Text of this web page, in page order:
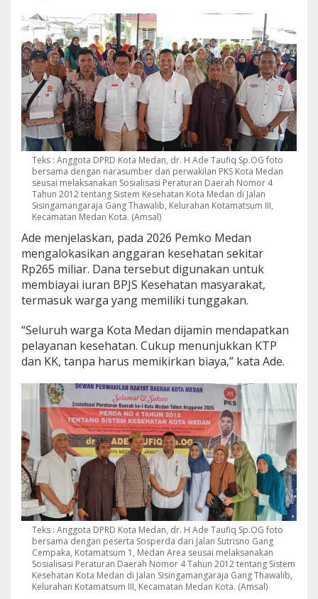
u
k
k
a
n
K
T
P
u
n
u
k
B
e
r
o
a
t
G
r
a
t
s
Teks : Anggota DPRD Kota Medan, dr. H Ade Taufiq Sp.OG foto
bersama dengan narasumber dan perwakilan PKS Kota Medan
seusai melaksanakan Sosialisasi Peraturan Daerah Nomor 4
Tahun 2012 tentang Sistem Kesehatan Kota Medan di Jalan
Sisingamangaraja Gang Thawalib, Kelurahan Kotamatsum III,
Kecamatan Medan Kota. (Amsal)
Ade menjelaskan, pada 2026 Pemko Medan
mengalokasikan anggaran kesehatan sekitar
Rp265 miliar. Dana tersebut digunakan untuk
membiayai iuran BPJS Kesehatan masyarakat,
termasuk warga yang memiliki tunggakan.
“Seluruh warga Kota Medan dijamin mendapatkan
pelayanan kesehatan. Cukup menunjukkan KTP
dan KK, tanpa harus memikirkan biaya,” kata Ade.
Teks : Anggota DPRD Kota Medan, dr. H Ade Taufiq Sp.OG foto
bersama dengan peserta Sosperda dari Jalan Sutrisno Gang
Cempaka, Kotamatsum 1, Medan Area seusai melaksanakan
Sosialisasi Peraturan Daerah Nomor 4 Tahun 2012 tentang Sistem
Kesehatan Kota Medan di Jalan Sisingamangaraja Gang Thawalib,
Kelurahan Kotamatsum III, Kecamatan Medan Kota. (Amsal)